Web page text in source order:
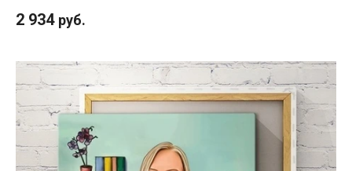
2 934 руб.